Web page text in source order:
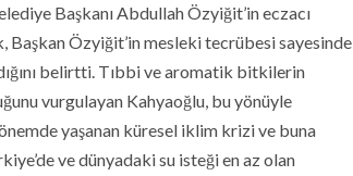
Başkanı Abdullah Özyiğit’in eczacı
Başkan Özyiğit’in mesleki tecrübesi sayesinde
belirtti. Tıbbi ve aromatik bitkilerin
vurgulayan Kahyaoğlu, bu yönüyle
yaşanan küresel iklim krizi ve buna
ve dünyadaki su isteği en az olan